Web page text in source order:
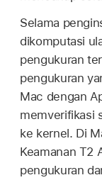
Selama
dikomputasi
pengukuran
pengukuran
Mac dengan
memverifikasi
ke kernel. Di
Keamanan T2
pengukuran